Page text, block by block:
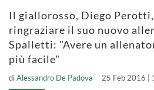
Il giallorosso, Diego
ringraziare il suo nuovo
Spalletti: "Avere un
più facile"
diAlessandro De Padova 25 Feb 2016 |